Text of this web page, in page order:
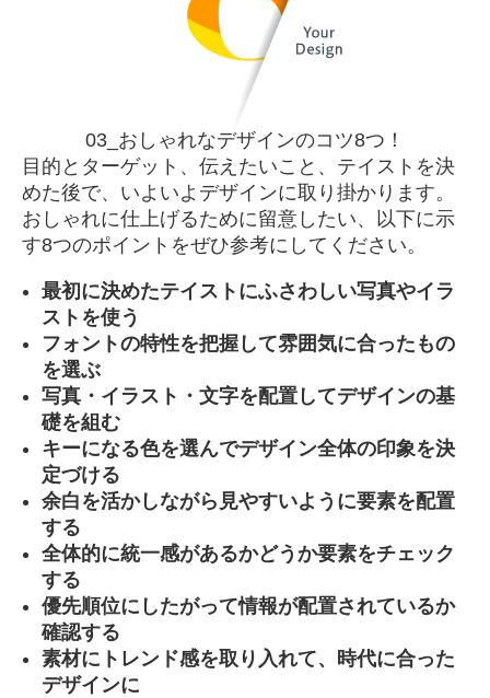
03_おしゃれなデザインのコツ8つ！
目的とターゲット、伝えたいこと、テイストを決
めた後で、いよいよデザインに取り掛かります。
おしゃれに仕上げるために留意したい、以下に示
す8つのポイントをぜひ参考にしてください。
最初に決めたテイストにふさわしい写真やイラ
ストを使う
フォントの特性を把握して雰囲気に合ったもの
を選ぶ
写真・イラスト・文字を配置してデザインの基
礎を組む
キーになる色を選んでデザイン全体の印象を決
定づける
余白を活かしながら見やすいように要素を配置
する
全体的に統一感があるかどうか要素をチェック
する
優先順位にしたがって情報が配置されているか
確認する
素材にトレンド感を取り入れて、時代に合った
デザインに